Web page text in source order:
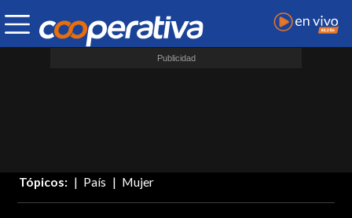
Tópicos: País Mujer